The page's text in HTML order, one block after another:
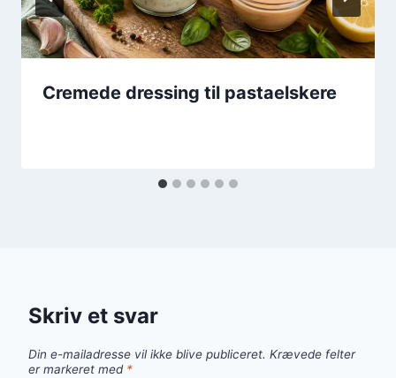
Cremede dressing til pastaelskere
Skriv et svar
Din e-mailadresse vil ikke blive publiceret. Krævede felter
er markeret med *